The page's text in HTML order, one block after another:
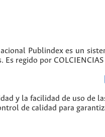
Publindex es un
regido por
y la facilidad de uso de
de calidad para